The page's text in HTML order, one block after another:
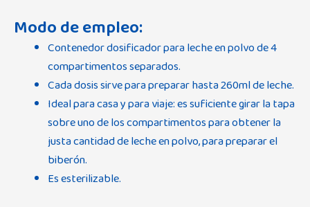
Modo de empleo:
Contenedor dosificador para leche en polvo de 4
compartimentos separados.
Cada dosis sirve para preparar hasta 260ml de leche.
Ideal para casa y para viaje: es suficiente girar la tapa
sobre uno de los compartimentos para obtener la
justa cantidad de leche en polvo, para preparar el
biberón.
Es esterilizable.